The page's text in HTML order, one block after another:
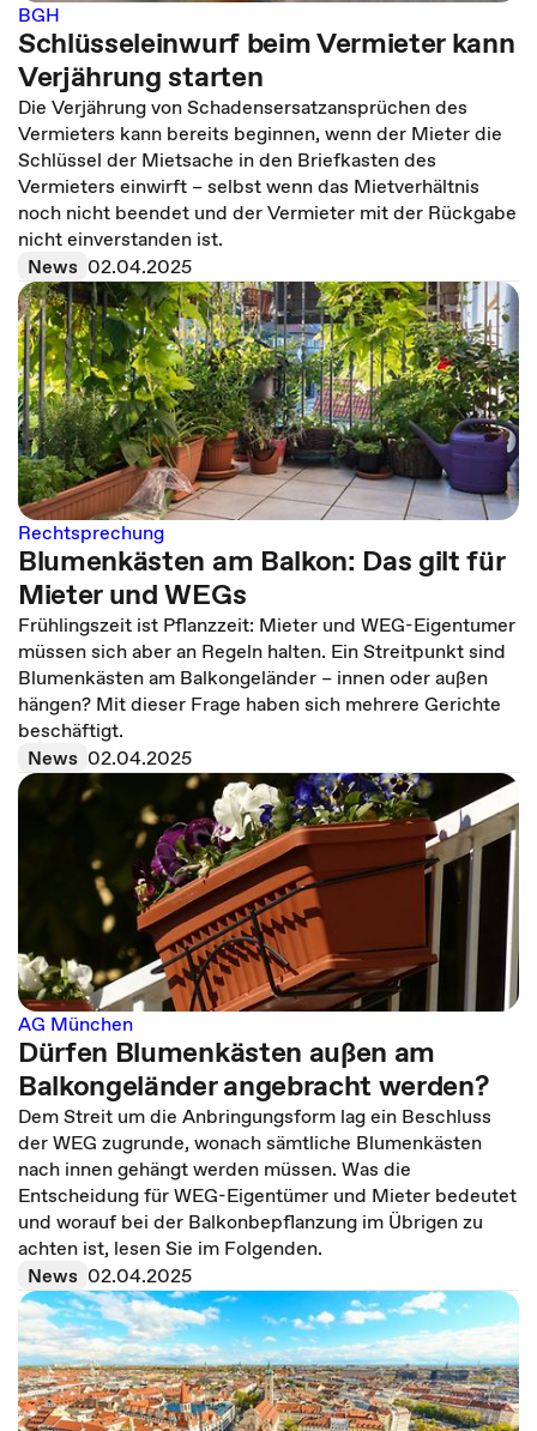
BGH
Schlüsseleinwurf beim Vermieter kann
Verjährung starten
Die Verjährung von Schadensersatzansprüchen des
Vermieters kann bereits beginnen, wenn der Mieter die
Schlüssel der Mietsache in den Briefkasten des
Vermieters einwirft – selbst wenn das Mietverhältnis
noch nicht beendet und der Vermieter mit der Rückgabe
nicht einverstanden ist.
News 02.04.2025
Rechtsprechung
Blumenkästen am Balkon: Das gilt für
Mieter und WEGs
Frühlingszeit ist Pflanzzeit: Mieter und WEG-Eigentumer
müssen sich aber an Regeln halten. Ein Streitpunkt sind
Blumenkästen am Balkongeländer – innen oder außen
hängen? Mit dieser Frage haben sich mehrere Gerichte
beschäftigt.
News 02.04.2025
AG München
Dürfen Blumenkästen außen am
Balkongeländer angebracht werden?
Dem Streit um die Anbringungsform lag ein Beschluss
der WEG zugrunde, wonach sämtliche Blumenkästen
nach innen gehängt werden müssen. Was die
Entscheidung für WEG-Eigentümer und Mieter bedeutet
und worauf bei der Balkonbepflanzung im Übrigen zu
achten ist, lesen Sie im Folgenden.
News 02.04.2025